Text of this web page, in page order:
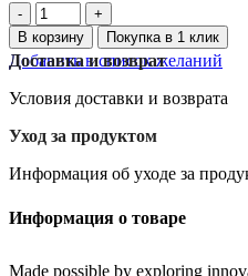
Количество
товара
OFTAST
тарелка
светло-
зеленая,
19
см
В корзину Покупка в 1 клик
Добавить в список желаний
Доставка и возврат
Условия доставки и возврата
Уход за продуктом
Информация об уходе за
Информация о товаре
Made possible by exploring